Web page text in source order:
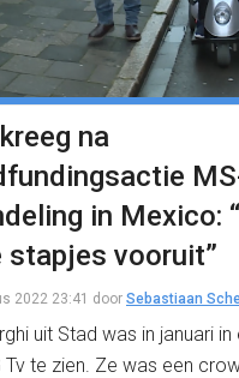
na
in Mexico:
stapjes vooruit”
2022 23:41 door Sebastiaan
uit Stad was in januari in
Tv te zien. Ze was een